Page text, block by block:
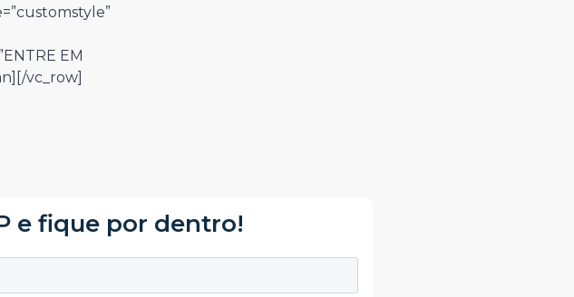
EM
vc_row]
e fique por dentro!